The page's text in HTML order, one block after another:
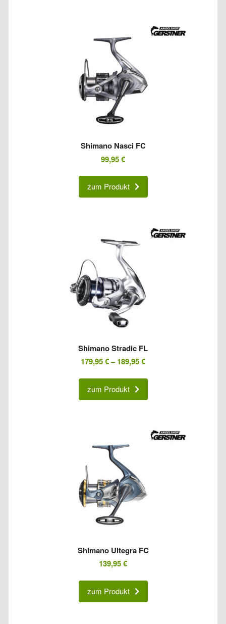
Shimano Nasci FC
99,95€
zum Produkt
Shimano Stradic FL
179,95€–189,95€
zum Produkt
Shimano Ultegra FC
139,95€
zum Produkt